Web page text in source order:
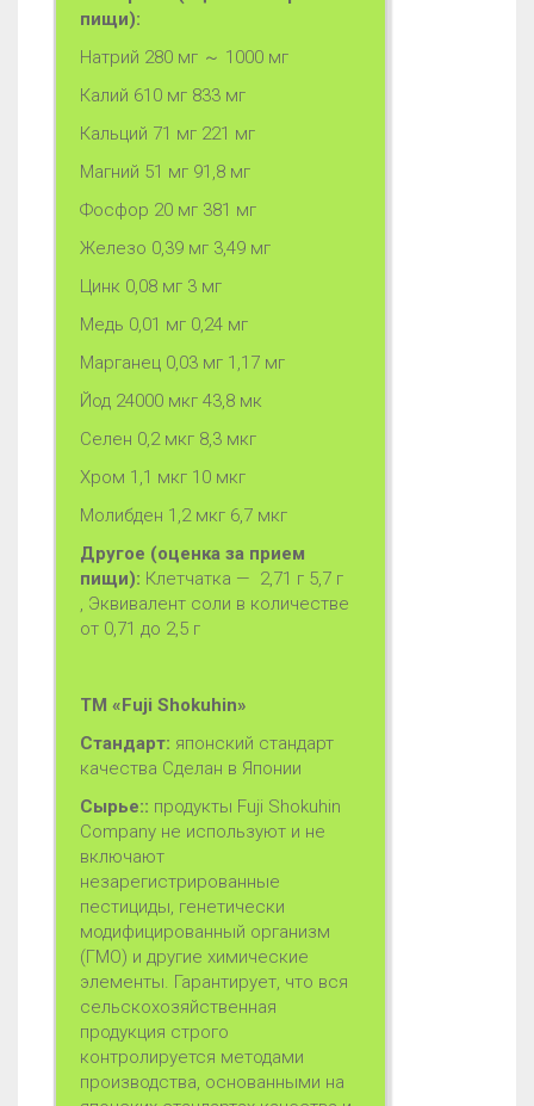
пищи):
Натрий 280 мг ～ 1000 мг
Калий 610 мг 833 мг
Кальций 71 мг 221 мг
Магний 51 мг 91,8 мг
Фосфор 20 мг 381 мг
Железо 0,39 мг 3,49 мг
Цинк 0,08 мг 3 мг
Медь 0,01 мг 0,24 мг
Марганец 0,03 мг 1,17 мг
Йод 24000 мкг 43,8 мк
Селен 0,2 мкг 8,3 мкг
Хром 1,1 мкг 10 мкг
Молибден 1,2 мкг 6,7 мкг
Другое (оценка за прием
пищи): Клетчатка — 2,71 г 5,7 г
, Эквивалент соли в количестве
от 0,71 до 2,5 г
ТМ «Fuji Shokuhin»
Стандарт: японский стандарт
качества Сделан в Японии
Сырье:: продукты Fuji Shokuhin
Company не используют и не
включают
незарегистрированные
пестициды, генетически
модифицированный организм
(ГМО) и другие химические
элементы. Гарантирует, что вся
сельскохозяйственная
продукция строго
контролируется методами
производства, основанными на